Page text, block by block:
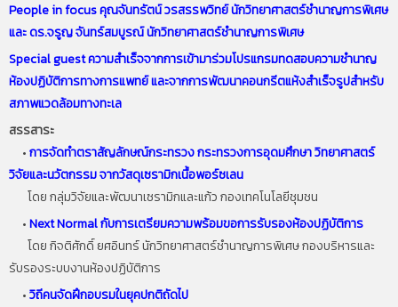
People in focus คุณจันทรัตน์ วรสรรพวิทย์ นักวิทยาศาสตร์ชำนาญการพิเศษ
และ ดร.จรูญ จันทร์สมบูรณ์ นักวิทยาศาสตร์ชำนาญการพิเศษ
Special guest ความสำเร็จจากการเข้ามาร่วมโปรแกรมทดสอบความชำนาญ
ห้องปฏิบัติการทางการแพทย์ และจากการพัฒนาคอนกรีตแห้งสำเร็จรูปสำหรับ
สภาพแวดล้อมทางทะเล
สรรสาระ
•การจัดทำตราสัญลักษณ์กระทรวง กระทรวงการอุดมศึกษา วิทยาศาสตร์
วิจัยและนวัตกรรม จากวัสดุเซรามิกเนื้อพอร์ซเลน
โดย กลุ่มวิจัยและพัฒนาเซรามิกและแก้ว กองเทคโนโลยีชุมชน
•Next Normal กับการเตรียมความพร้อมขอการรับรองห้องปฏิบัติการ
โดยกิจติศักดิ์ ยศอินทร์นักวิทยาศาสตร์ชำนาญการพิเศษกองบริหารและ
รับรองระบบงานห้องปฏิบัติการ
•วิถีคนจัดฝึกอบรมในยุคปกติถัดไป